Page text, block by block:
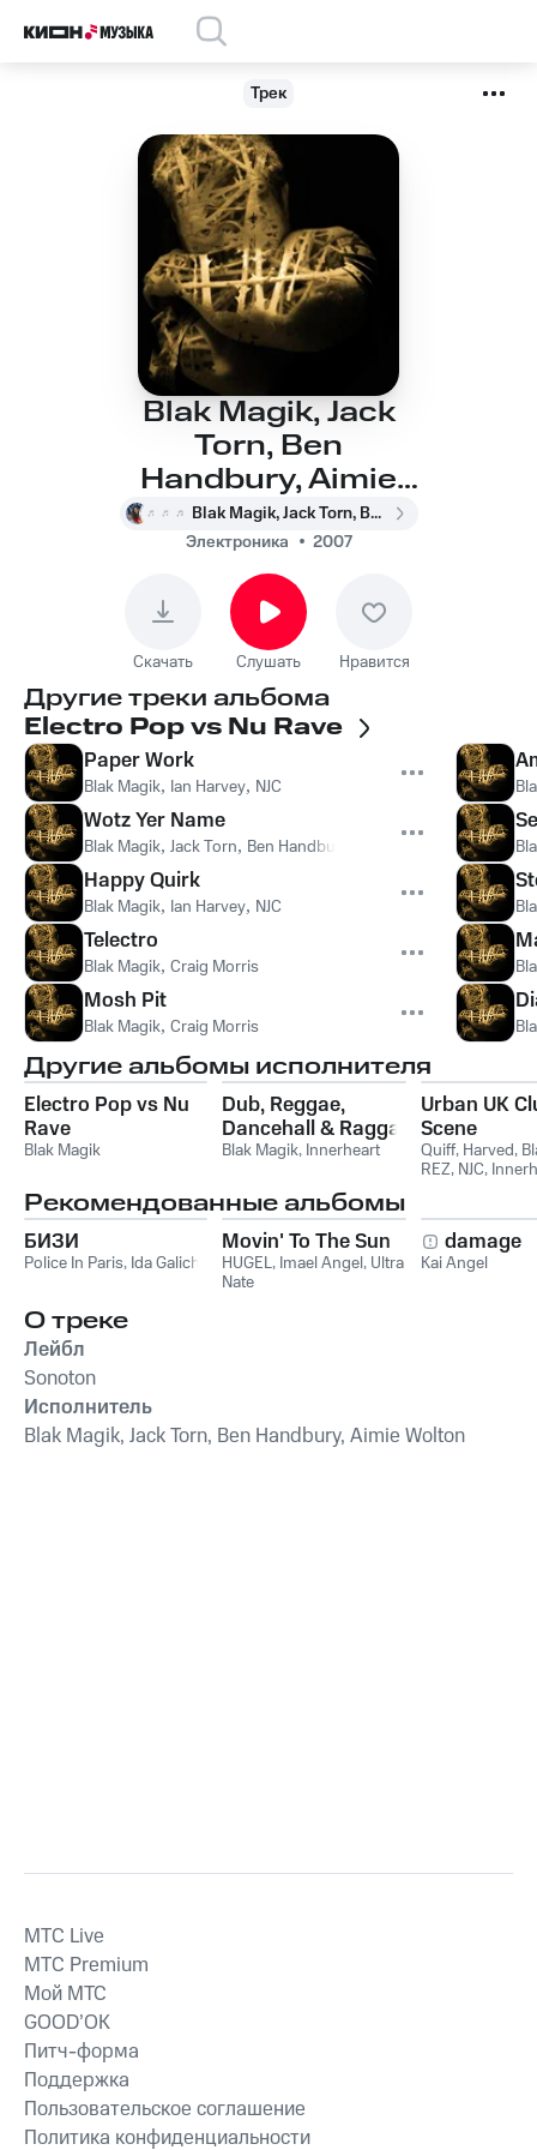
Трек
Blak Magik, Jack
Torn, Ben
Handbury, Aimie
Wolton - Wotz Yer
Name
Blak Magik, Jack Torn, Ben Handbury, Aimie Wolton
Электроника
2007
Скачать Слушать Нравится
Другие треки альбома
Electro Pop vs Nu Rave
Paper Work
Blak Magik, Ian Harvey, NJC
Wotz Yer Name
Blak Magik, Jack Torn, Ben Handbury
Happy Quirk
Blak Magik, Ian Harvey, NJC
Telectro
Blak Magik, Craig Morris
Mosh Pit
Blak Magik, Craig Morris
Другие альбомы исполнителя
Electro Pop vs Nu
Rave
Blak Magik
Dub, Reggae,
Dancehall & Ragga
Blak Magik, Innerheart
Urban UK
Scene
Quiff, Harved,
REZ, NJC,
Рекомендованные альбомы
БИЗИ
Police In Paris, Ida Galich
Movin' To The Sun
HUGEL, Imael Angel, Ultra
Nate
damage
Kai Angel
О треке
Лейбл
Sonoton
Исполнитель
Blak Magik, Jack Torn, Ben Handbury, Aimie Wolton
MTС Live
MTС Premium
Мой МТС
GOOD’OK
Питч-форма
Поддержка
Пользовательское соглашение
Политика конфиденциальности